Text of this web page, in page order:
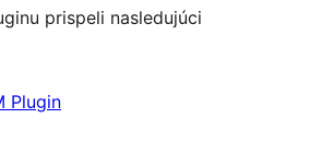
prispeli nasledujúci
Plugin